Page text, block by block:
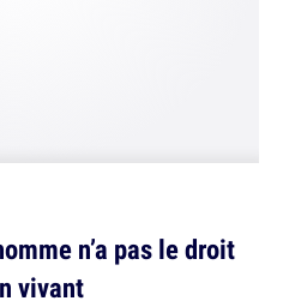
n’a pas le droit
vivant